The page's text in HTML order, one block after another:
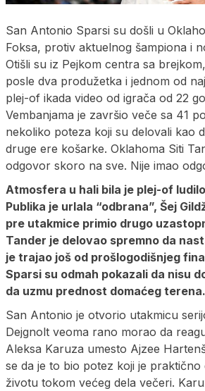
San Antonio Sparsi su došli u
Foksa, protiv aktuelnog šampiona i
Otišli su iz Pejkom centra sa
posle dva produžetka i jednom od
plej-of ikada video od igrača od 22
Vembanjama je završio veče sa 41
nekoliko poteza koji su delovali kao
druge ere košarke. Oklahoma Siti
odgovor skoro na sve. Nije imao
Atmosfera u hali bila je plej-of
Publika je urlala “odbrana”, Šej
pre utakmice primio drugo
Tander je delovao spremno da
je trajao još od prošlogodišnjeg
Sparsi su odmah pokazali da nisu
da uzmu prednost domaćeg terena.
San Antonio je otvorio utakmicu
Dejgnolt veoma rano morao da
Aleksa Karuza umesto Ajzee
se da je to bio potez koji je
životu tokom većeg dela večeri.